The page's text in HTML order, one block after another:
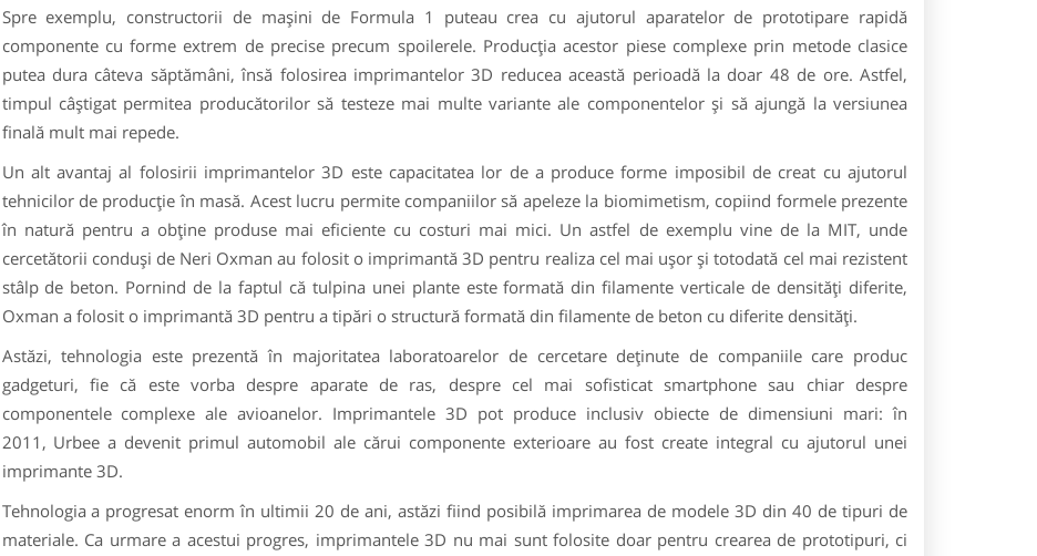
Spre exemplu, constructorii de maşini de Formula 1 puteau crea cu ajutorul aparatelor de prototipare rapidă
componente cu forme extrem de precise precum spoilerele. Producţia acestor piese complexe prin metode clasice
putea dura câteva săptămâni, însă folosirea imprimantelor 3D reducea această perioadă la doar 48 de ore. Astfel,
timpul câştigat permitea producătorilor să testeze mai multe variante ale componentelor şi să ajungă la versiunea
finală mult mai repede.
Un alt avantaj al folosirii imprimantelor 3D este capacitatea lor de a produce forme imposibil de creat cu ajutorul
tehnicilor de producţie în masă. Acest lucru permite companiilor să apeleze la biomimetism, copiind formele prezente
în natură pentru a obţine produse mai eficiente cu costuri mai mici. Un astfel de exemplu vine de la MIT, unde
cercetătorii conduşi de Neri Oxman au folosit o imprimantă 3D pentru realiza cel mai uşor şi totodată cel mai rezistent
stâlp de beton. Pornind de la faptul că tulpina unei plante este formată din filamente verticale de densităţi diferite,
Oxman a folosit o imprimantă 3D pentru a tipări o structură formată din filamente de beton cu diferite densităţi.
Astăzi, tehnologia este prezentă în majoritatea laboratoarelor de cercetare deţinute de companiile care produc
gadgeturi, fie că este vorba despre aparate de ras, despre cel mai sofisticat smartphone sau chiar despre
componentele complexe ale avioanelor. Imprimantele 3D pot produce inclusiv obiecte de dimensiuni mari: în
2011, Urbee a devenit primul automobil ale cărui componente exterioare au fost create integral cu ajutorul unei
imprimante 3D.
Tehnologia a progresat enorm în ultimii 20 de ani, astăzi fiind posibilă imprimarea de modele 3D din 40 de tipuri de
materiale. Ca urmare a acestui progres, imprimantele 3D nu mai sunt folosite doar pentru crearea de prototipuri, ci